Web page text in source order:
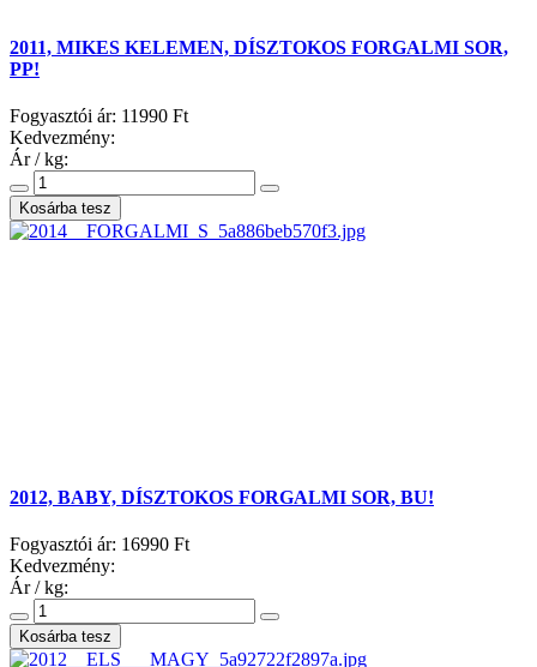
2011, MIKES KELEMEN, DÍSZTOKOS FORGALMI SOR,
PP!
Fogyasztói ár: 11990 Ft
Kedvezmény:
Ár / kg:
2012, BABY, DÍSZTOKOS FORGALMI SOR, BU!
Fogyasztói ár: 16990 Ft
Kedvezmény:
Ár / kg: